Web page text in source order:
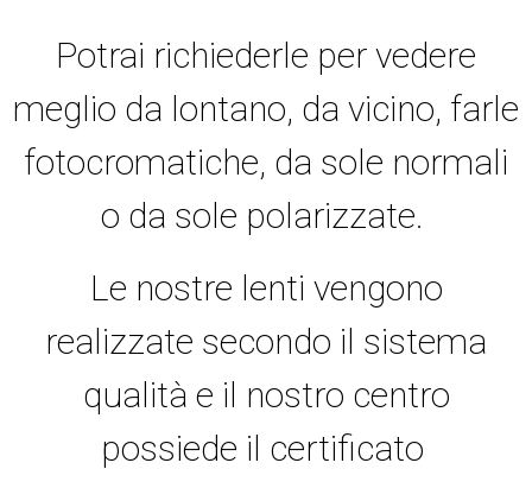
Potrai richiederle per vedere
meglio da lontano, da vicino, farle
fotocromatiche, da sole normali
o da sole polarizzate.
Le nostre lenti vengono
realizzate secondo il sistema
qualità e il nostro centro
possiede il certificato